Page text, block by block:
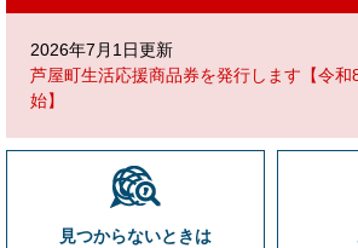
2026年7月1日更新
芦屋町生活応援商品券を発行します【令和
始】
見つからないときは